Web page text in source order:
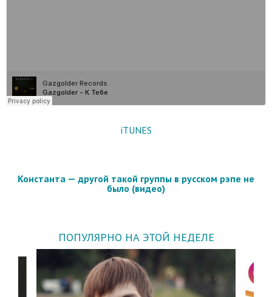
iTUNES
Константа — другой такой группы в русском рэпе не
было (видео)
ПОПУЛЯРНО НА ЭТОЙ НЕДЕЛЕ